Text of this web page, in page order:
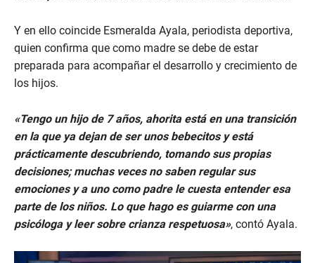
Y en ello coincide Esmeralda Ayala, periodista deportiva,
quien confirma que como madre se debe de estar
preparada para acompañar el desarrollo y crecimiento de
los hijos.
«Tengo un hijo de 7 años, ahorita está en una transición
en la que ya dejan de ser unos bebecitos y está
prácticamente descubriendo, tomando sus propias
decisiones; muchas veces no saben regular sus
emociones y a uno como padre le cuesta entender esa
parte de los niños. Lo que hago es guiarme con una
psicóloga y leer sobre crianza respetuosa», contó Ayala.